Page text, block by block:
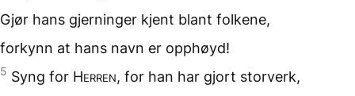
Gjør hans gjerninger kjent blant folkene,
forkynn at hans navn er opphøyd!
5 Syng for Herren, for han har gjort storverk,